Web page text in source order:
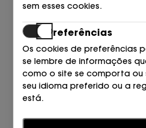
TOMMY HILFIGER
ABIERTO PUNTA Y TALON TEXTIL
80,00€
89,90€
sem esses cookies.
Preferências
Os cookies de preferências
se lembre de informações
como o site se comporta ou
seu idioma preferido ou a
está.